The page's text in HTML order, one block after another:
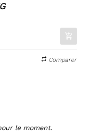
Comparer
le moment.